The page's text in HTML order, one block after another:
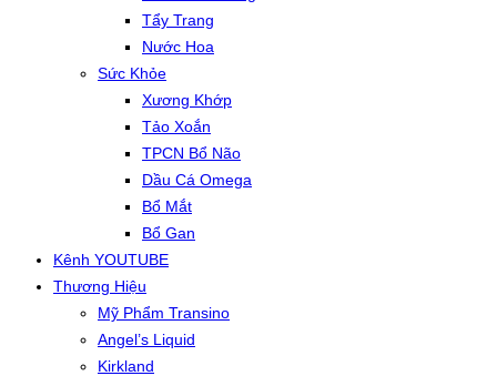
Tẩy Trang
Nước Hoa
Sức Khỏe
Xương Khớp
Tảo Xoắn
TPCN Bổ Não
Dầu Cá Omega
Bổ Mắt
Bổ Gan
Kênh YOUTUBE
Thương Hiệu
Mỹ Phẩm Transino
Angel’s Liquid
Kirkland